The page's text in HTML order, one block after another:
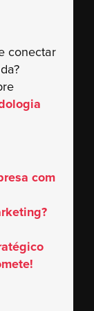
conectar
com